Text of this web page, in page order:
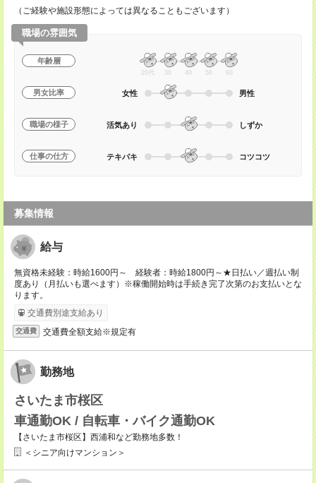
（ご経験や施設形態によっては異なることもございます）
職場の雰囲気
年齢層
20代 30 40 50 60
男女比率 女性 男性
職場の様子 活気あり しずか
仕事の仕方 テキパキ コツコツ
募集情報
給与
無資格未経験：時給1600円～ 経験者：時給1800円～★日払い／週払い制
度あり（月払いも選べます）※稼働開始時は手続き完了次第のお支払いとな
ります。
交通費別途支給あり
交通費 交通費全額支給※規定有
勤務地
さいたま市桜区
車通勤OK / 自転車・バイク通勤OK
【さいたま市桜区】西浦和など勤務地多数！
＜シニア向けマンション＞